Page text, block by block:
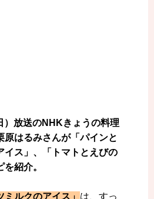
）放送のNHKきょうの料理
原はるみさんが「パインと
イス」、「トマトとえびの
紹介。
ミルクのアイス」 は、すっ